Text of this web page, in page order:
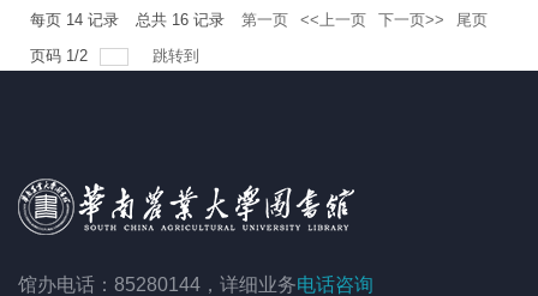
每页 14 记录 总共 16 记录 第一页 <<上一页 下一页>>
尾页
页码 1/2 跳转到
馆办电话：85280144，详细业务电话咨询